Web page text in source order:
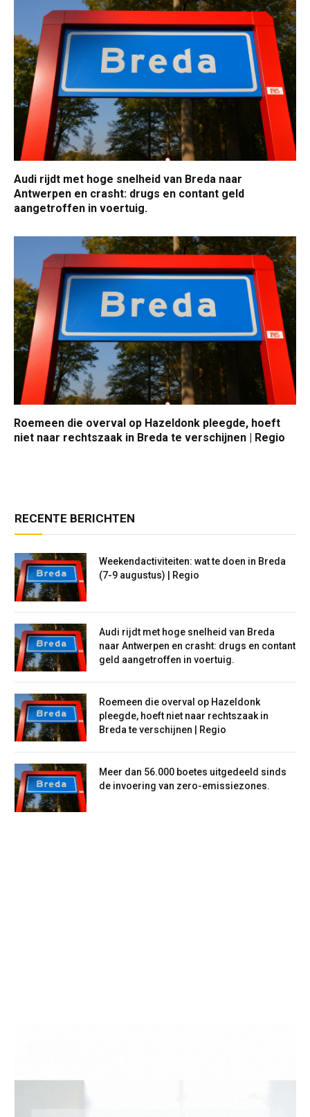
Audi rijdt met hoge snelheid van Breda naar
Antwerpen en crasht: drugs en contant geld
aangetroffen in voertuig.
Roemeen die overval op Hazeldonk pleegde, hoeft
niet naar rechtszaak in Breda te verschijnen | Regio
RECENTE BERICHTEN
Weekendactiviteiten: wat te doen in Breda
(7-9 augustus) | Regio
Audi rijdt met hoge snelheid van Breda
naar Antwerpen en crasht: drugs en contant
geld aangetroffen in voertuig.
Roemeen die overval op Hazeldonk
pleegde, hoeft niet naar rechtszaak in
Breda te verschijnen | Regio
Meer dan 56.000 boetes uitgedeeld sinds
de invoering van zero-emissiezones.